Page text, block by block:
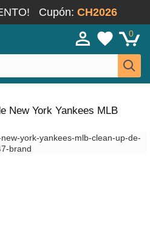
Cupón: CH2026
0
New York Yankees MLB